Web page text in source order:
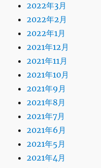
2022年3月
2022年2月
2022年1月
2021年12月
2021年11月
2021年10月
2021年9月
2021年8月
2021年7月
2021年6月
2021年5月
2021年4月